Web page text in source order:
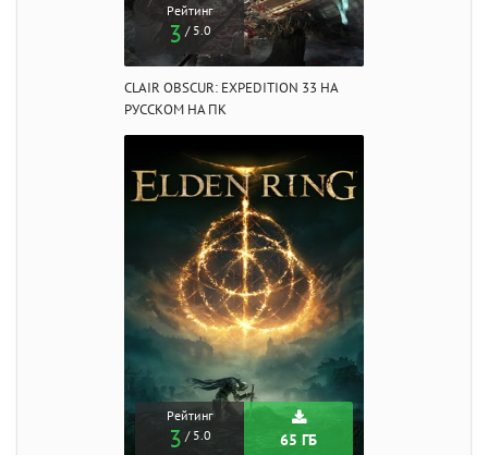
Рейтинг
3 / 5.0
CLAIR OBSCUR: EXPEDITION 33 НА
РУССКОМ НА ПК
Рейтинг
3 / 5.0 65 ГБ